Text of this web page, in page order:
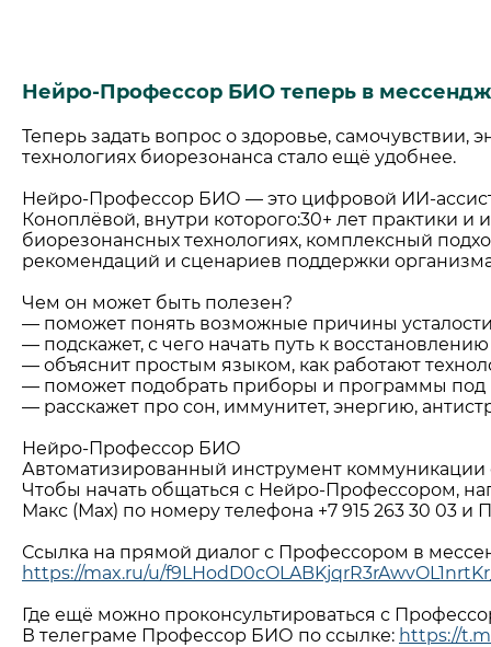
Нейро-Профессор БИО теперь в
Теперь задать вопрос о здоровье, самочувствии,
технологиях биорезонанса стало ещё удобнее.
Нейро-Профессор БИО — это цифровой ИИ-
Коноплёвой, внутри которого:30+ лет практики и
биорезонансных технологиях, комплексный
рекомендаций и сценариев поддержки
Чем он может быть полезен?
— поможет понять возможные причины
— подскажет, с чего начать путь к восстановлению
— объяснит простым языком, как работают
— поможет подобрать приборы и программы под
— расскажет про сон, иммунитет, энергию,
Нейро-Профессор БИО
Автоматизированный инструмент коммуникации
Чтобы начать общаться с Нейро-Профессором,
Макс (Мах) по номеру телефона +7 915 263 30 03 и
Ссылка на прямой диалог с Профессором в
https://max.ru/u/
Где ещё можно проконсультироваться с
В телеграме Профессор БИО по ссылке: https://